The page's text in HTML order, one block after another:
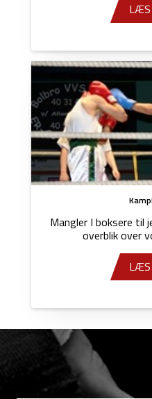
LÆS
Mangler I boksere
overblik over
LÆS